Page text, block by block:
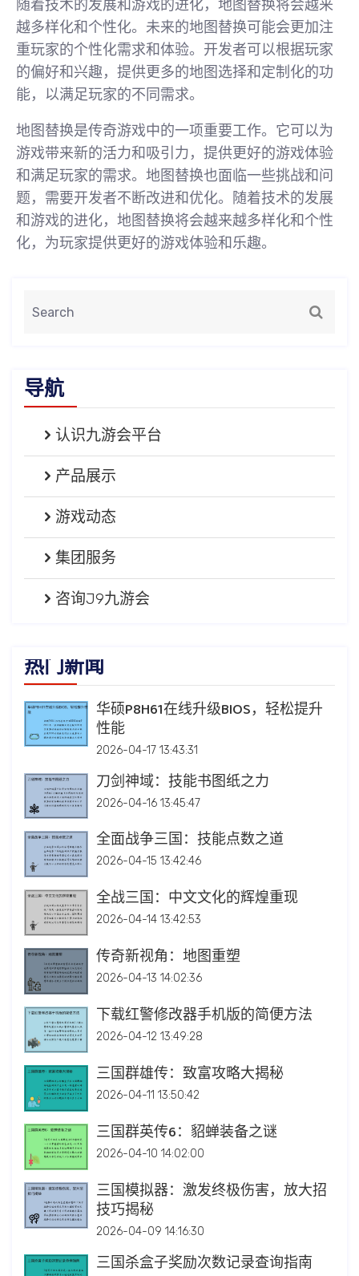
随着技术的发展和游戏的进化，地图替换将会越来
越多样化和个性化。未来的地图替换可能会更加注
重玩家的个性化需求和体验。开发者可以根据玩家
的偏好和兴趣，提供更多的地图选择和定制化的功
能，以满足玩家的不同需求。
地图替换是传奇游戏中的一项重要工作。它可以为
游戏带来新的活力和吸引力，提供更好的游戏体验
和满足玩家的需求。地图替换也面临一些挑战和问
题，需要开发者不断改进和优化。随着技术的发展
和游戏的进化，地图替换将会越来越多样化和个性
化，为玩家提供更好的游戏体验和乐趣。
导航
认识九游会平台
产品展示
游戏动态
集团服务
咨询J9九游会
热门新闻
华硕P8H61在线升级BIOS，轻松提升
性能
2026-04-17 13:43:31
刀剑神域：技能书图纸之力
2026-04-16 13:45:47
全面战争三国：技能点数之道
2026-04-15 13:42:46
全战三国：中文文化的辉煌重现
2026-04-14 13:42:53
传奇新视角：地图重塑
2026-04-13 14:02:36
下载红警修改器手机版的简便方法
2026-04-12 13:49:28
三国群雄传：致富攻略大揭秘
2026-04-11 13:50:42
三国群英传6：貂蝉装备之谜
2026-04-10 14:02:00
三国模拟器：激发终极伤害，放大招
技巧揭秘
2026-04-09 14:16:30
三国杀盒子奖励次数记录查询指南